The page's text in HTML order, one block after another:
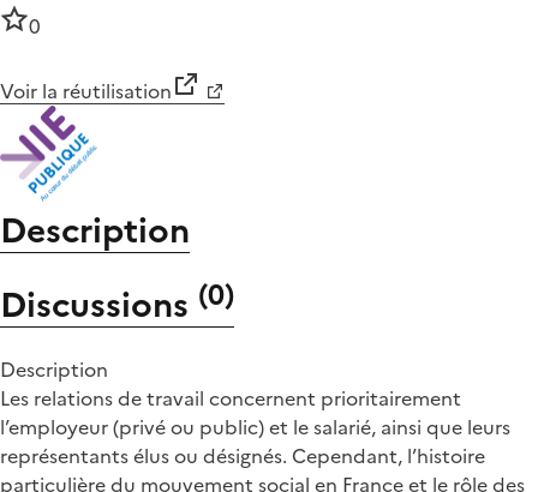
0
Voir la réutilisation
Description
Discussions (0)
Description
Les relations de travail concernent prioritairement
l’employeur (privé ou public) et le salarié, ainsi que leurs
représentants élus ou désignés. Cependant, l’histoire
particulière du mouvement social en France et le rôle des